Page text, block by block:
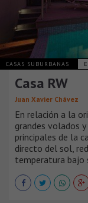
CASAS SUBURBANAS
Casa RW
Juan Xavier Chávez
En relación a la
grandes volados
principales de la
directo del sol,
temperatura bajo